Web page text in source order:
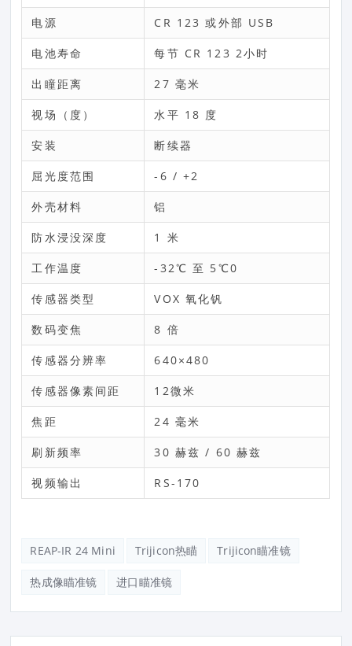
电源 CR 123 或外部 USB
电池寿命 每节 CR 123 2小时
出瞳距离 27 毫米
视场（度） 水平 18 度
安装 断续器
屈光度范围 -6 / +2
外壳材料 铝
防水浸没深度 1 米
工作温度 -32℃ 至 5℃0
传感器类型 VOX 氧化钒
数码变焦 8 倍
传感器分辨率 640×480
传感器像素间距 12微米
焦距 24 毫米
刷新频率 30 赫兹 / 60 赫兹
视频输出 RS-170
REAP-IR 24 Mini Trijicon热瞄 Trijicon瞄准镜
热成像瞄准镜 进口瞄准镜